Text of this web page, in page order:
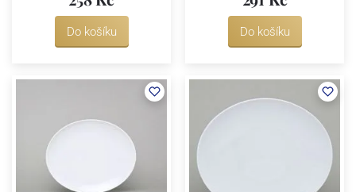
Do košíku Do košíku